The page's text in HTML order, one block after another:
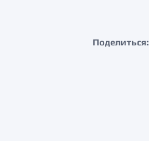
Поделиться: